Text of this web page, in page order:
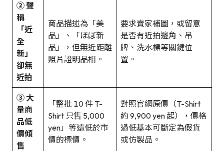
② 聲
稱
「近
全
新」
卻無
近拍
商品描述為「美
品」、「ほぼ新
品」，但無近距離
照片證明品相。
要求賣家補圖，或留意
是否有近拍邊角、吊
牌、洗水標等關鍵位
置。
③ 大
量商
品低
價傾
售
「整批 10 件 T-
Shirt 只售 5,000
yen」等遠低於市
價的標價。
對照官網原價（T-Shirt
約 9,900 yen 起），價格
過低基本可斷定為假貨
或仿製品。